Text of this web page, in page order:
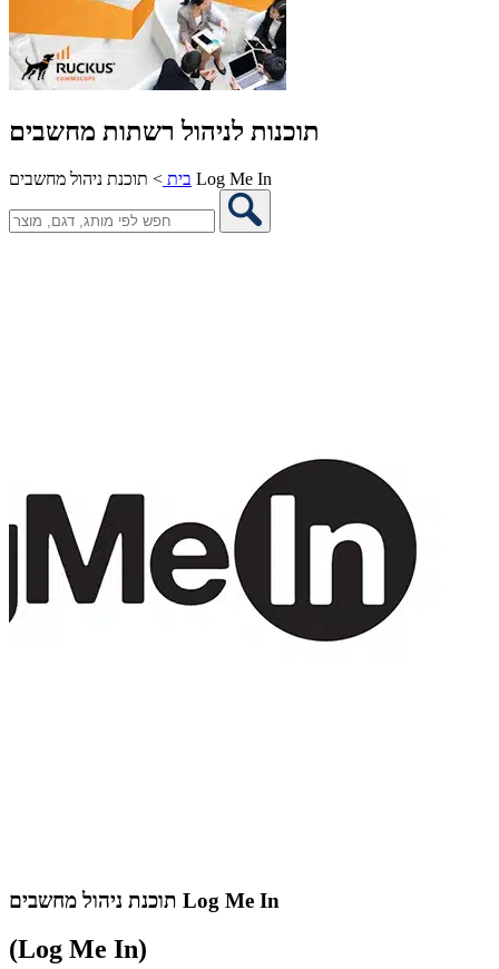
תוכנות לניהול רשתות מחשבים
בית > תוכנת ניהול מחשבים Log Me In
תוכנת ניהול מחשבים Log Me In
(Log Me In)